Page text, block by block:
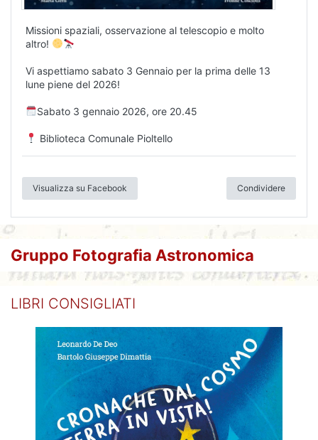
Missioni spaziali, osservazione al telescopio e molto
altro!
Vi aspettiamo sabato 3 Gennaio per la prima delle 13
lune piene del 2026!
Sabato 3 gennaio 2026, ore 20.45
Biblioteca Comunale Pioltello
Visualizza su Facebook Condividere
Gruppo Fotografia Astronomica
LIBRI CONSIGLIATI